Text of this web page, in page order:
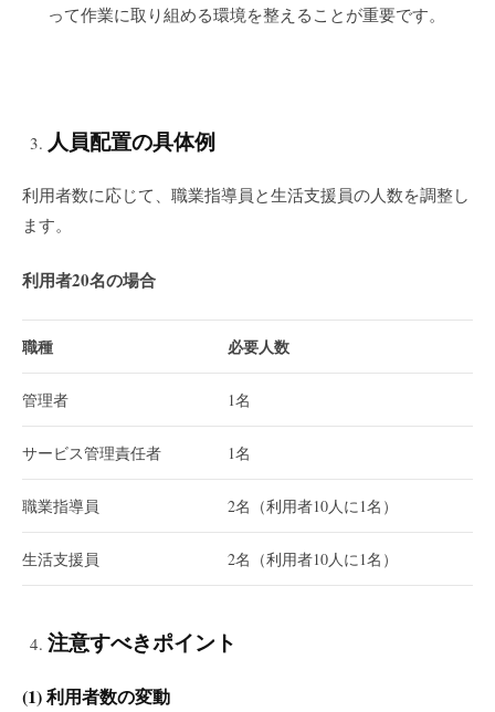
って作業に取り組める環境を整えることが重要です。
人員配置の具体例
利用者数に応じて、職業指導員と生活支援員の人数を調整し
ます。
利用者20名の場合
職種 必要人数
管理者 1名
サービス管理責任者 1名
職業指導員 2名（利用者10人に1名）
生活支援員 2名（利用者10人に1名）
注意すべきポイント
(1)利用者数の変動